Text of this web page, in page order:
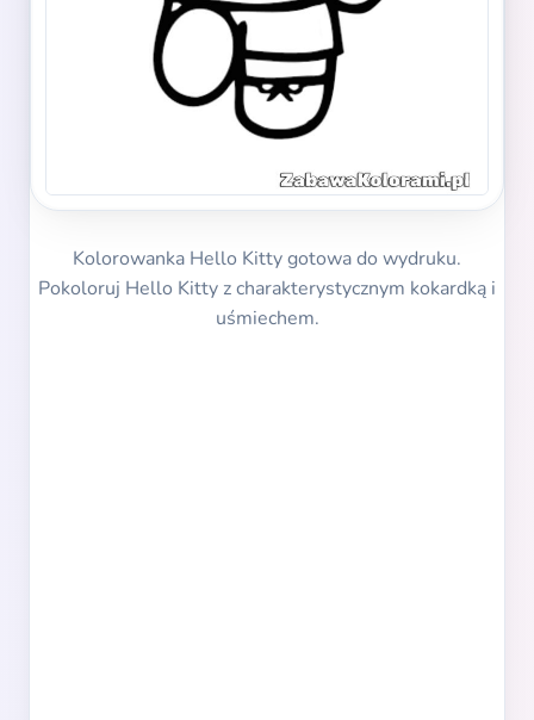
Kolorowanka Hello Kitty gotowa do wydruku.
Pokoloruj Hello Kitty z charakterystycznym kokardką i
uśmiechem.